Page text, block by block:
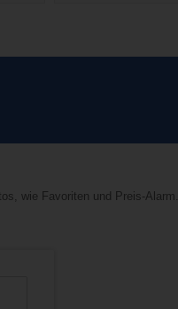
wie Favoriten und Preis-Alarm.